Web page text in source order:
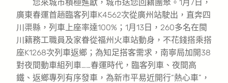
您來城市積極進獻，城市送您回籍團聚。1月7日，
廣東春運首趟臨客列車K4562次從廣州站駛出，直奔四
川渠縣，列車上座率達100%；1月13日，260多名在閩
川籍務工職員及家眷從福州火車站動身，不花錢搭乘搭
座K1268次列車返鄉；為知足搭客需求，南寧局加開38
對夜間動車組列車……春運時代，臨客列車、夜間高
鐵、返鄉專列有序發車，為新市平易近開行“熱心車”，